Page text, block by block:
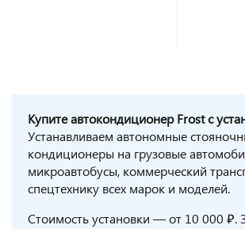
Купите автокондиционер Frost с
Устанавливаем автономные
кондиционеры на грузовые
микроавтобусы, коммерческий
спецтехнику всех марок и моделей.
Стоимость установки — от 10 000 ₽.